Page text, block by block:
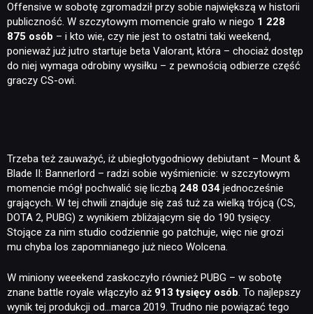
Offensive w sobotę zgromadził przy sobie największą w historii
publiczność. W szczytowym momencie grało w niego 1 228
875 osób – i kto wie, czy nie jest to ostatni taki weekend,
ponieważ już jutro startuje beta Valorant, która – chociaż dostęp
do niej wymaga odrobiny wysiłku – z pewnością odbierze część
graczy CS-owi.
Trzeba też zauważyć, iż ubiegłotygodniowy debiutant – Mount &
Blade II: Bannerlord – radzi sobie wyśmienicie: w szczytowym
momencie mógł pochwalić się liczbą 248 034 jednocześnie
grających. W tej chwili znajduje się zaś tuż za wielką trójcą (CS,
DOTA 2, PUBG) z wynikiem zbliżającym się do 190 tysięcy.
Stojące za nim studio codziennie go patchuje, więc nie grozi
mu chyba los zapomnianego już nieco Wolcena.
W miniony weeekend zaskoczyło również PUBG – w sobotę
znane battle royale włączyło aż 913 tysięcy osób. To najlepszy
wynik tej produkcji od…marca 2019. Trudno nie powiązać tego